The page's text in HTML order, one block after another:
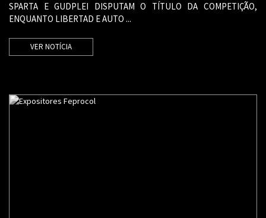
SPARTA E GUDPLEI DISPUTAM O TÍTULO DA COMPETIÇÃO,
ENQUANTO LIBERTAD E AUTO ...
VER NOTÍCIA